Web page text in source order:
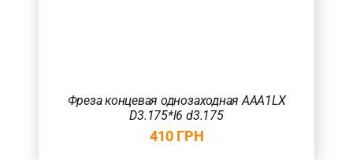
Фреза концевая однозаходная AAA1LX
D3.175*l6 d3.175
410 ГРН